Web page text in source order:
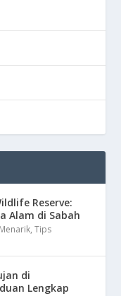
Reserve:
Alam di Sabah
,Tips
di
Lengkap